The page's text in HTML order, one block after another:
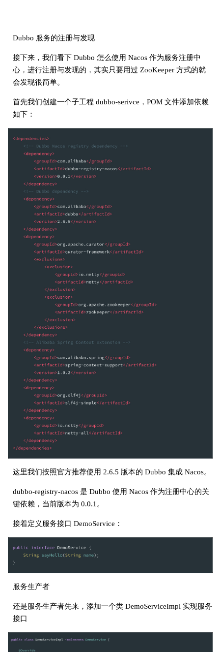
Dubbo 服务的注册与发现
接下来，我们看下 Dubbo 怎么使用 Nacos 作为服务注册中
心，进行注册与发现的，其实只要用过 ZooKeeper 方式的就
会发现很简单。
首先我们创建一个子工程 dubbo-serivce，POM 文件添加依赖
如下：
这里我们按照官方推荐使用 2.6.5 版本的 Dubbo 集成 Nacos。
dubbo-registry-nacos 是 Dubbo 使用 Nacos 作为注册中心的关
键依赖，当前版本为 0.0.1。
接着定义服务接口 DemoService：
服务生产者
还是服务生产者先来，添加一个类 DemoServiceImpl 实现服务
接口